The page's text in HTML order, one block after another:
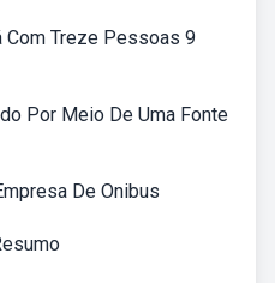
Com Treze Pessoas 9
Por Meio De Uma Fonte
De Onibus